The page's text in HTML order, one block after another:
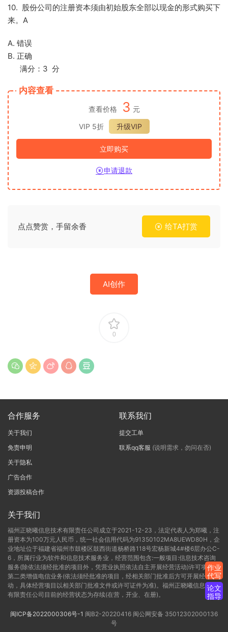
10. 股份公司的注册资本须由初始股东全部以现金的形式购买下
来。A
A. 错误
B. 正确
满分：3 分
内容查看
查看价格 3 元
VIP 5折
升级VIP
立即购买
申请退款
点点赞赏，手留余香 给TA打赏
AI创作
0
合作服务
关于我们
免责申明
关于隐私
广告合作
资源投稿合作
联系我们
提交工单
联系qq客服 (说明需求，勿问在否)
关于我们
福州正晓曦信息技术有限责任公司成立于2021-12-23，法定代表人为郑曦，注
册资本为100万元人民币，统一社会信用代码为91350102MA8UEWD80H，企
业地址位于福建省福州市鼓楼区鼓西街道杨桥路118号宏杨新城4#楼6层办公C-
6，所属行业为软件和信息技术服务业，经营范围包含:一般项目:信息技术咨询
服务(除依法须经批准的项目外，凭营业执照依法自主开展经营活动)许可项目:
第二类增值电信业务(依法须经批准的项目，经相关部门批准后方可开展经营活
动，具体经营项目以相关部门批准文件或许可证件为准)。福州正晓曦信息技术
有限责任公司目前的经营状态为存续(在营，开业、在册)。
闽ICP备2022000306号-1 闽B2-20220416 闽公网安备 35012302000136
号
作业
代写
论文
指导